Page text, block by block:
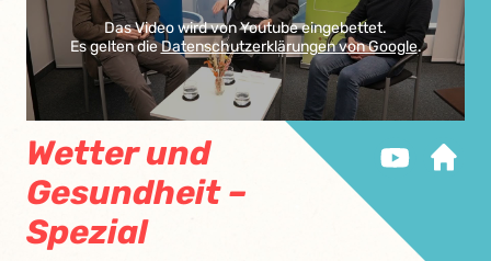
Das Video wird von Youtube eingebettet.
Es gelten dieDatenschutzerklärungen von Google.
Wetter und
Gesundheit –
Spezial